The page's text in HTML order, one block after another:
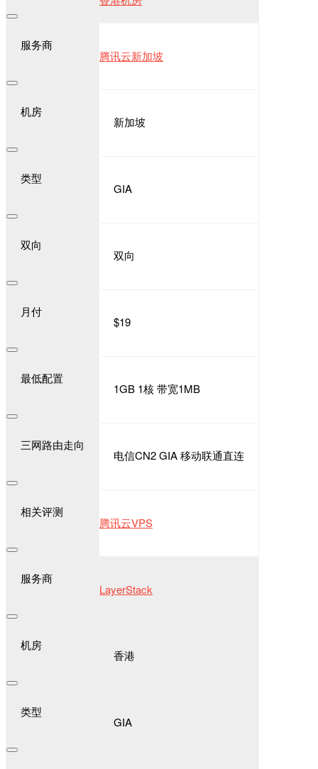
服务商
腾讯云新加坡
机房
新加坡
类型
GIA
双向
双向
月付
$19
最低配置
1GB 1核 带宽1MB
三网路由走向
电信CN2 GIA 移动联通直连
相关评测
腾讯云VPS
服务商
LayerStack
机房
香港
类型
GIA